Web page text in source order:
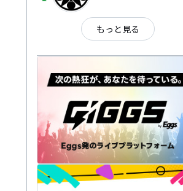
もっと見る